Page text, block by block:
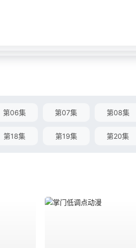
第06集 第07集 第08集
第18集 第19集 第20集